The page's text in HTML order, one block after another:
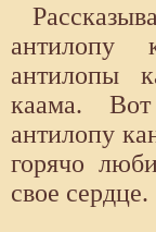
антилопу
антилопы
каама.
антилопу
горячо
свое сердце.